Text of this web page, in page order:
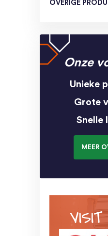
OVERIGE
Onze
Unieke
Grote
Snelle
MEER